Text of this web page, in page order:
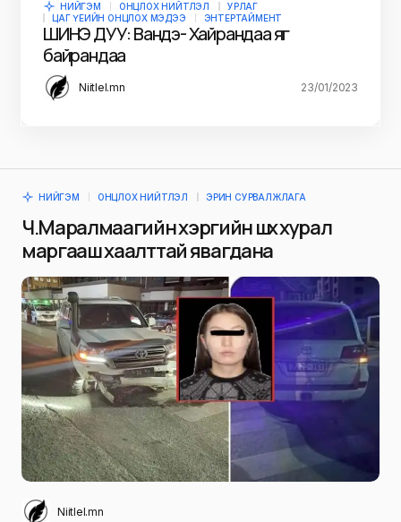
НИЙГЭМ ОНЦЛОХ НИЙТЛЭЛ
УРЛАГ
ЦАГ ҮЕИЙН ОНЦЛОХ МЭДЭЭ
ЭНТЕРТАЙМЕНТ
ШИНЭ ДУУ: Вандэ- Хайрандаа яг
байрандаа
Niitlel.mn 23/01/2023
НИЙГЭМ ОНЦЛОХ НИЙТЛЭЛ ЭРИН СУРВАЛЖЛАГА
Ч.Маралмаагийн хэргийн шүүх хурал
маргааш хаалттай явагдана
Niitlel.mn